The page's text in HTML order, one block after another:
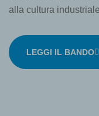
alla cultura
LEGGI IL BANDO